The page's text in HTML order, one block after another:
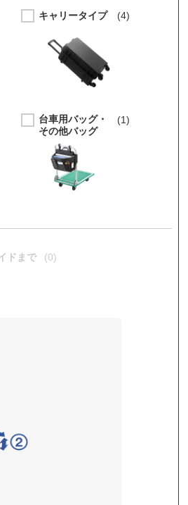
キャリータイプ (4)
台車用バッグ・
その他バッグ
(1)
ドまで (0)